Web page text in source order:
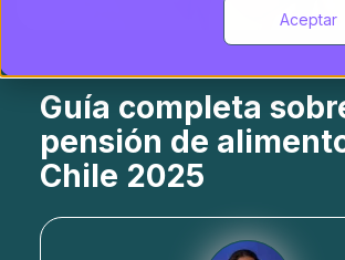
Aceptar
Guía completa
pensión de
Chile 2025